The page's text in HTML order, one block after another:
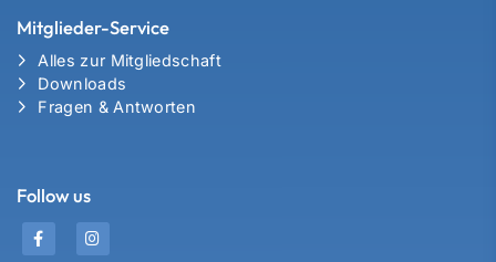
Mitglieder-Service
Alles zur Mitgliedschaft
Downloads
Fragen & Antworten
Follow us